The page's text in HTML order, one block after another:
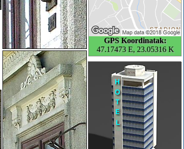
GPS Koordinatak:
47.17473 E, 23.05316 K